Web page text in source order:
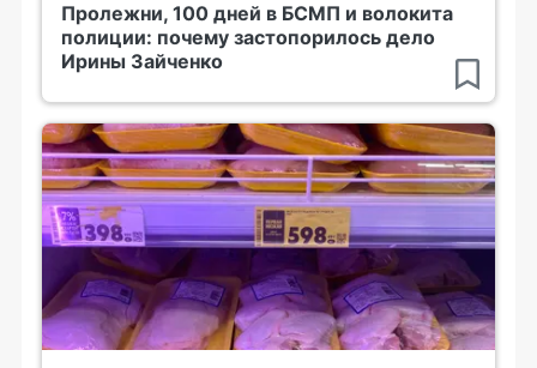
Пролежни, 100 дней в БСМП и волокита
полиции: почему застопорилось дело
Ирины Зайченко